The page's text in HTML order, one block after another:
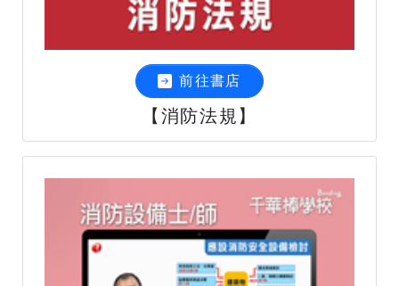
前往書店
【消防法規】